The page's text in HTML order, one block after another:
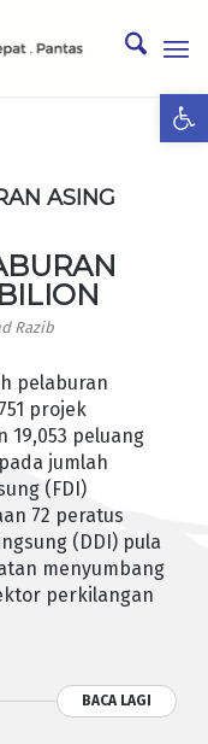
ASING
Razib
pelaburan
projek
19,053 peluang
jumlah
(FDI)
72 peratus
(DDI) pula
menyumbang
perkilangan
BACA LAGI